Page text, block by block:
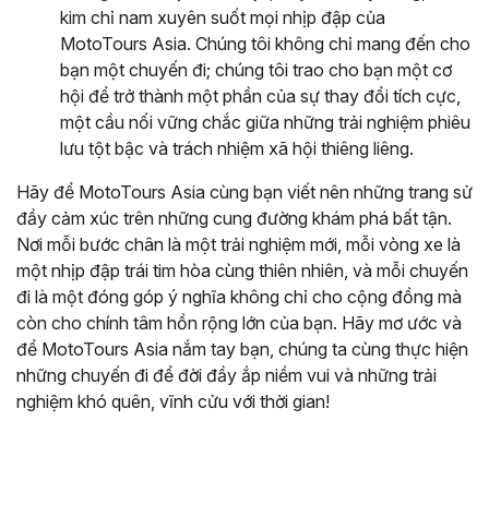
kim chỉ nam xuyên suốt mọi nhịp đập của
MotoTours Asia. Chúng tôi không chỉ mang đến cho
bạn một chuyến đi; chúng tôi trao cho bạn một cơ
hội để trở thành một phần của sự thay đổi tích cực,
một cầu nối vững chắc giữa những trải nghiệm phiêu
lưu tột bậc và trách nhiệm xã hội thiêng liêng.
Hãy để MotoTours Asia cùng bạn viết nên những trang sử
đầy cảm xúc trên những cung đường khám phá bất tận.
Nơi mỗi bước chân là một trải nghiệm mới, mỗi vòng xe là
một nhịp đập trái tim hòa cùng thiên nhiên, và mỗi chuyến
đi là một đóng góp ý nghĩa không chỉ cho cộng đồng mà
còn cho chính tâm hồn rộng lớn của bạn. Hãy mơ ước và
để MotoTours Asia nắm tay bạn, chúng ta cùng thực hiện
những chuyến đi để đời đầy ắp niềm vui và những trải
nghiệm khó quên, vĩnh cửu với thời gian!